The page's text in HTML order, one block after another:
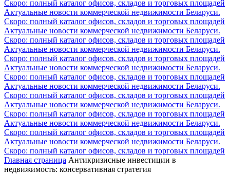
Скоро: полный каталог офисов, складов и торговых площадей
Актуальные новости коммерческой недвижимости Беларуси.
Скоро: полный каталог офисов, складов и торговых площадей
Актуальные новости коммерческой недвижимости Беларуси.
Скоро: полный каталог офисов, складов и торговых площадей
Актуальные новости коммерческой недвижимости Беларуси.
Скоро: полный каталог офисов, складов и торговых площадей
Актуальные новости коммерческой недвижимости Беларуси.
Скоро: полный каталог офисов, складов и торговых площадей
Актуальные новости коммерческой недвижимости Беларуси.
Скоро: полный каталог офисов, складов и торговых площадей
Актуальные новости коммерческой недвижимости Беларуси.
Скоро: полный каталог офисов, складов и торговых площадей
Актуальные новости коммерческой недвижимости Беларуси.
Скоро: полный каталог офисов, складов и торговых площадей
Актуальные новости коммерческой недвижимости Беларуси.
Скоро: полный каталог офисов, складов и торговых площадей
Главная страница Антикризисные инвестиции в
недвижимость: консервативная стратегия